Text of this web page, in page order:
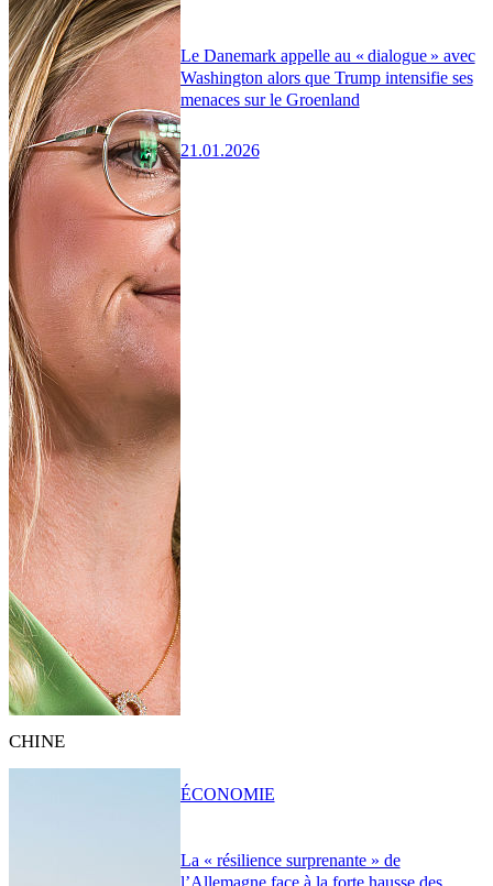
Le Danemark appelle au « dialogue » avec
Washington alors que Trump intensifie ses
menaces sur le Groenland
21.01.2026
CHINE
La « résilience surprenante » de
ÉCONOMIE